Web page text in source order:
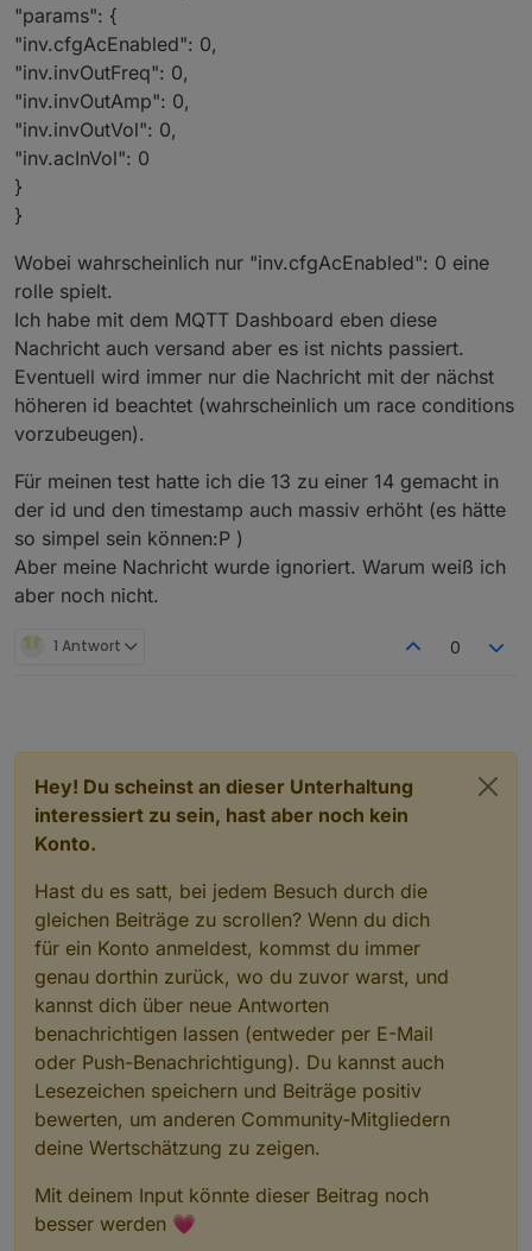
"params": {
"inv.cfgAcEnabled": 0,
"inv.invOutFreq": 0,
"inv.invOutAmp": 0,
"inv.invOutVol": 0,
"inv.acInVol": 0
}
}
Wobei wahrscheinlich nur "inv.cfgAcEnabled": 0 eine
rolle spielt.
Ich habe mit dem MQTT Dashboard eben diese
Nachricht auch versand aber es ist nichts passiert.
Eventuell wird immer nur die Nachricht mit der nächst
höheren id beachtet (wahrscheinlich um race conditions
vorzubeugen).
Für meinen test hatte ich die 13 zu einer 14 gemacht in
der id und den timestamp auch massiv erhöht (es hätte
so simpel sein können:P )
Aber meine Nachricht wurde ignoriert. Warum weiß ich
aber noch nicht.
1 Antwort 0
Hey! Du scheinst an dieser Unterhaltung
interessiert zu sein, hast aber noch kein
Konto.
Hast du es satt, bei jedem Besuch durch die
gleichen Beiträge zu scrollen? Wenn du dich
für ein Konto anmeldest, kommst du immer
genau dorthin zurück, wo du zuvor warst, und
kannst dich über neue Antworten
benachrichtigen lassen (entweder per E-Mail
oder Push-Benachrichtigung). Du kannst auch
Lesezeichen speichern und Beiträge positiv
bewerten, um anderen Community-Mitgliedern
deine Wertschätzung zu zeigen.
Mit deinem Input könnte dieser Beitrag noch
besser werden 💗